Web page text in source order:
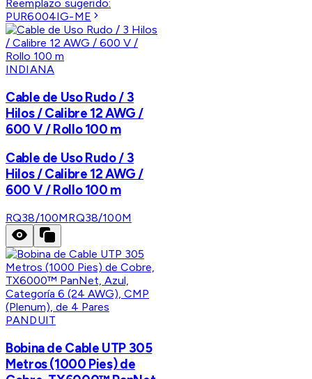
Reemplazo sugerido:
PUR6004IG-ME
INDIANA
Cable de Uso Rudo / 3
Hilos / Calibre 12 AWG /
600 V / Rollo 100 m
Cable de Uso Rudo / 3
Hilos / Calibre 12 AWG /
600 V / Rollo 100 m
RQ38/100MRQ38/100M
PANDUIT
Bobina de Cable UTP 305
Metros (1000 Pies) de